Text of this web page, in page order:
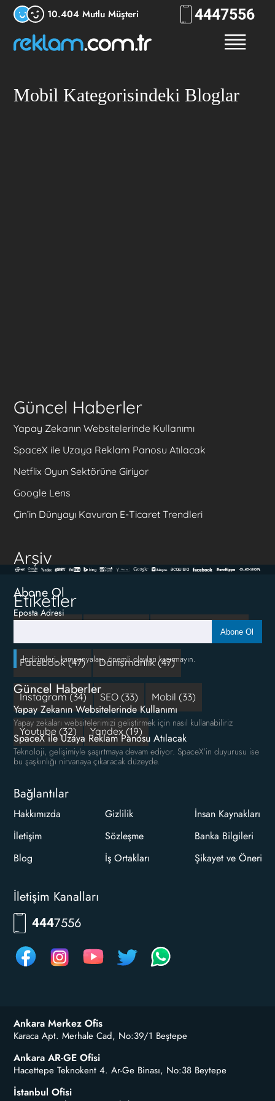
10.404 Mutlu Müşteri 4447556
Mobil Kategorisindeki Bloglar
Güncel Haberler
Yapay Zekanın Websitelerinde Kullanımı
SpaceX ile Uzaya Reklam Panosu Atılacak
Netflix Oyun Sektörüne Giriyor
Google Lens
Çin’in Dünyayı Kavuran E-Ticaret Trendleri
Arşiv
Etiketler
Sosyal Medya (50)
Facebook (47) Danışmanlık (47)
Instagram (34) SEO (33) Mobil (33)
Youtube (32) Yandex (19)
Abone Ol
Eposta Adresi
Abone Ol
İndirimleri, kampanyaları, önemli olayları kaçırmayın.
Güncel Haberler
Yapay Zekanın Websitelerinde Kullanımı
Yapay zekaları websitelerimizi geliştirmek için nasıl kullanabiliriz
SpaceX ile Uzaya Reklam Panosu Atılacak
Teknoloji, gelişimiyle şaşırtmaya devam ediyor. SpaceX'in duyurusu ise
bu şaşkınlığı nirvanaya çıkaracak düzeyde.
Bağlantılar
Hakkımızda
İletişim
Blog
Gizlilik
Sözleşme
İş Ortakları
İnsan Kaynakları
Banka Bilgileri
Şikayet ve Öneri
İletişim Kanalları
4447556
Ankara Merkez Ofis
Karaca Apt. Merhale Cad, No:39/1 Beştepe
Ankara AR-GE Ofisi
Hacettepe Teknokent 4. Ar-Ge Binası, No:38 Beytepe
İstanbul Ofisi